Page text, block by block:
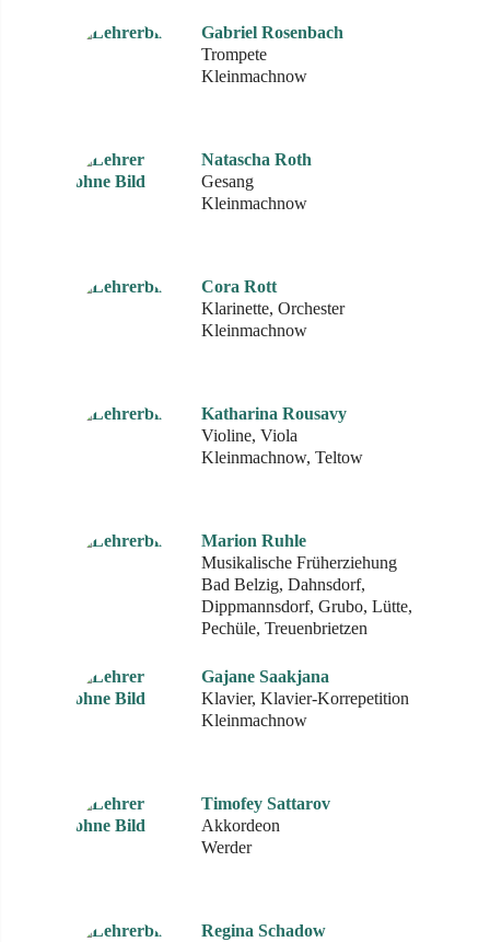
Gabriel Rosenbach
Trompete
Kleinmachnow
Natascha Roth
Gesang
Kleinmachnow
Cora Rott
Klarinette, Orchester
Kleinmachnow
Katharina Rousavy
Violine, Viola
Kleinmachnow, Teltow
Marion Ruhle
Musikalische Früherziehung
Bad Belzig, Dahnsdorf,
Dippmannsdorf, Grubo, Lütte,
Pechüle, Treuenbrietzen
Gajane Saakjana
Klavier, Klavier-Korrepetition
Kleinmachnow
Timofey Sattarov
Akkordeon
Werder
Regina Schadow